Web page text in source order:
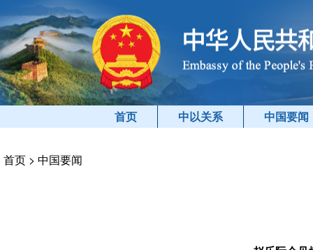
首页 中以关系 中国要闻
首页 > 中国要闻